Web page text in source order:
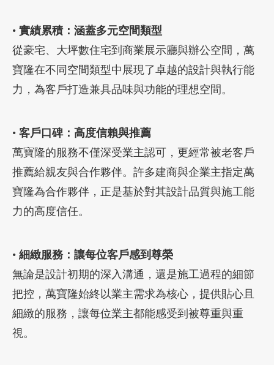
• 實績累積：涵蓋多元空間類型
從豪宅、大坪數住宅到商業展示廳與辦公空間，萬
寶隆在不同空間類型中展現了卓越的設計與執行能
力，為客戶打造兼具品味與功能的理想空間。
• 客戶口碑：高度信賴與推薦
萬寶隆的服務不僅深受業主認可，更經常被老客戶
推薦給親友與合作夥伴。許多建商與企業主指定萬
寶隆為合作夥伴，正是基於對其設計品質與施工能
力的高度信任。
• 細緻服務：讓每位客戶感到尊榮
無論是設計初期的深入溝通，還是施工過程的細節
把控，萬寶隆始終以業主需求為核心，提供貼心且
細緻的服務，讓每位業主都能感受到被尊重與重
視。